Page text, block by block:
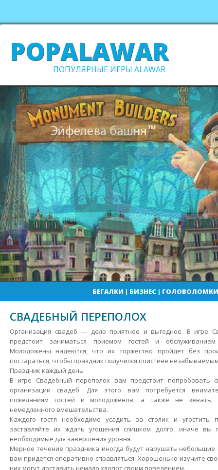
POPALAWAR
ПОПУЛЯРНЫЕ ИГРЫ ALAWAR
БЕГАЛКИ | БИЗНЕС| ГОЛОВОЛОМКИ
СВАДЕБНЫЙ ПЕРЕПОЛОХ
Организация свадеб — дело приятное и выгодное. В игре
предстоит заниматься приемом гостей и
Молодожены надеются, что их торжество пройдет без
постараться, чтобы праздник получился поистине
Праздник каждый день
В игре Свадебный переполох вам предстоит попробовать
организации свадеб. Для этого вам потребуется
пожеланиям гостей и молодоженов, а также не зевать,
немедленного вмешательства.
Каждого гостя необходимо усадить за столик и
заставляйте их ждать угощения слишком долго, иначе вы
необходимые для завершения уровня.
Мерное течение праздника иногда будут нарушать небольшие
вам придется оперативно справляться. Хорошенько изучите
них могут доставить немало хлопот своим поведением.